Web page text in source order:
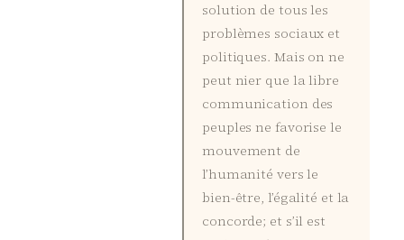
solution de tous les
problèmes sociaux et
politiques. Mais on ne
peut nier que la libre
communication des
peuples ne favorise le
mouvement de
l’humanité vers le
bien-être, l’égalité et la
concorde; et s’il est